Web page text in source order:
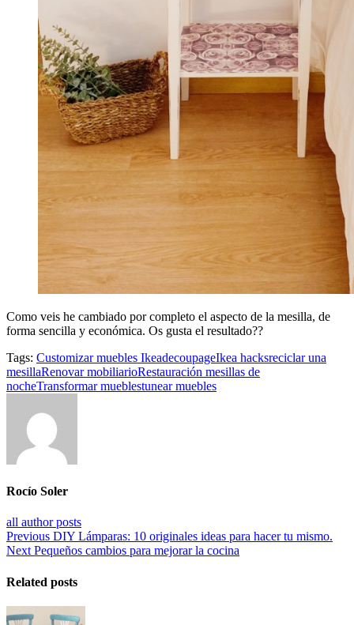
Como veis he cambiado por completo el aspecto de la mesilla, de
forma sencilla y económica. Os gusta el resultado??
Tags: Customizar muebles IkeadecoupageIkea hacksreciclar una
mesillaRenovar mobiliarioRestauración mesillas de
nocheTransformar mueblestunear muebles
Rocío Soler
all author posts
Previous DIY Lámparas: 10 originales ideas para hacer tu mismo.
Next Pequeños cambios para mejorar la cocina
Related posts